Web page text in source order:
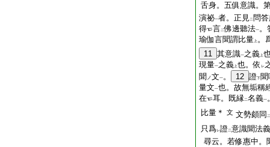
舌身。五俱意識。
演祕一者。正見二 問
得
言二佛邊聽法一。
瑜伽言聞謂比量 上 。
11 其意識一之義 上
現量一之義 上也。依 レ
聞 ノ文一。 12 證下聞
量文一也。故無垢稱
在
耳。既縁二名義一
比量＊
文 文勢頗同 二
只爲レ證二意識聞法義
尋云。若修惠中。